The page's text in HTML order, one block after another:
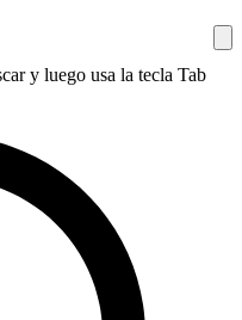
y luego usa la tecla Tab